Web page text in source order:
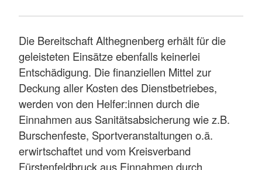
Die Bereitschaft Althegnenberg erhält für die
geleisteten Einsätze ebenfalls keinerlei
Entschädigung. Die finanziellen Mittel zur
Deckung aller Kosten des Dienstbetriebes,
werden von den Helfer:innen durch die
Einnahmen aus Sanitätsabsicherung wie z.B.
Burschenfeste, Sportveranstaltungen o.ä.
erwirtschaftet und vom Kreisverband
Fürstenfeldbruck aus Einnahmen durch